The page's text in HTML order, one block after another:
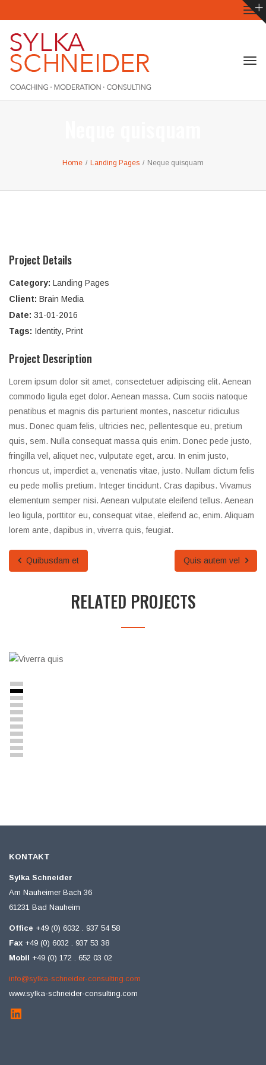
Home / Landing Pages / Neque quisquam
Project Details
Category: Landing Pages
Client: Brain Media
Date: 31-01-2016
Tags: Identity, Print
Project Description
Lorem ipsum dolor sit amet, consectetuer adipiscing elit. Aenean
commodo ligula eget dolor. Aenean massa. Cum sociis natoque
penatibus et magnis dis parturient montes, nascetur ridiculus
mus. Donec quam felis, ultricies nec, pellentesque eu, pretium
quis, sem. Nulla consequat massa quis enim. Donec pede justo,
fringilla vel, aliquet nec, vulputate eget, arcu. In enim justo,
rhoncus ut, imperdiet a, venenatis vitae, justo. Nullam dictum felis
eu pede mollis pretium. Integer tincidunt. Cras dapibus. Vivamus
elementum semper nisi. Aenean vulputate eleifend tellus. Aenean
leo ligula, porttitor eu, consequat vitae, eleifend ac, enim. Aliquam
lorem ante, dapibus in, viverra quis, feugiat.
Quibusdam et Quis autem vel
RELATED PROJECTS
Lorem ipsum dolor sit amet, consectetuer adipiscing elit....
KONTAKT
Sylka Schneider
Am Nauheimer Bach 36
61231 Bad Nauheim
Office +49 (0) 6032 . 937 54 58
Fax +49 (0) 6032 . 937 53 38
Mobil +49 (0) 172 . 652 03 02
info@sylka-schneider-consulting.com
www.sylka-schneider-consulting.com
LinkedIn